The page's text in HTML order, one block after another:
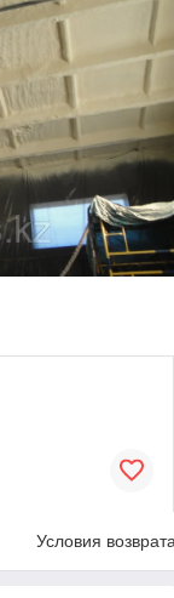
Условия